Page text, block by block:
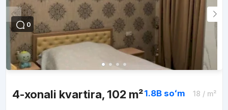
0
4-xonali kvartira, 102 m²1.8B soʻm 18 / m²